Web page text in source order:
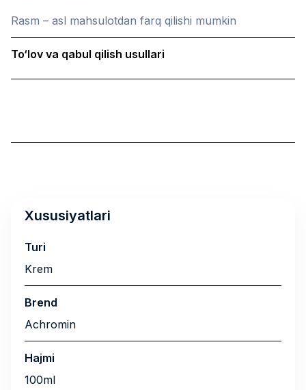
Rasm – asl mahsulotdan farq qilishi mumkin
To‘lov va qabul qilish usullari
Xususiyatlari
Turi
Krem
Brend
Achromin
Hajmi
100ml